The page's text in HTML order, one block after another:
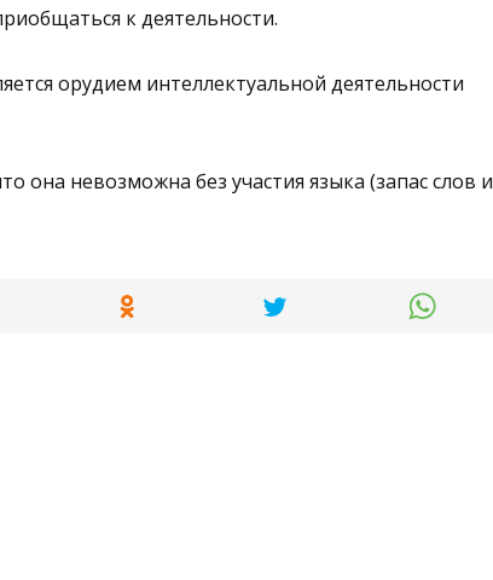
к деятельности.
орудием интеллектуальной деятельности
она невозможна без участия языка (запас слов и